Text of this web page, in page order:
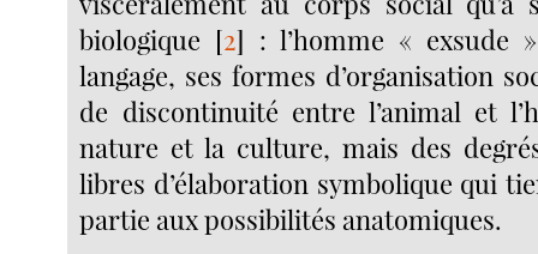
biologique [2] : l’homme « exsude
langage, ses formes d’organisation
de discontinuité entre l’animal et
nature et la culture, mais des
libres d’élaboration symbolique qui
partie aux possibilités anatomiques.